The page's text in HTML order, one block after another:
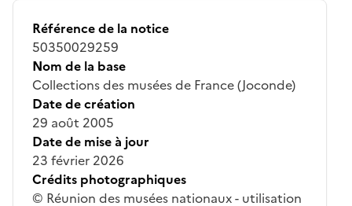
Référence de la notice
50350029259
Nom de la base
Collections des musées de France (Joconde)
Date de création
29 août 2005
Date de mise à jour
23 février 2026
Crédits photographiques
© Réunion des musées nationaux - utilisation